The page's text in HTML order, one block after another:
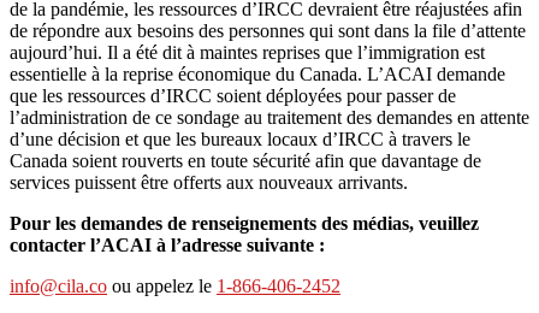
de la pandémie, les ressources d’IRCC devraient être réajustées afin
de répondre aux besoins des personnes qui sont dans la file d’attente
aujourd’hui. Il a été dit à maintes reprises que l’immigration est
essentielle à la reprise économique du Canada. L’ACAI demande
que les ressources d’IRCC soient déployées pour passer de
l’administration de ce sondage au traitement des demandes en attente
d’une décision et que les bureaux locaux d’IRCC à travers le
Canada soient rouverts en toute sécurité afin que davantage de
services puissent être offerts aux nouveaux arrivants.
Pour les demandes de renseignements des médias, veuillez
contacter l’ACAI à l’adresse suivante :
info@cila.co ou appelez le 1-866-406-2452